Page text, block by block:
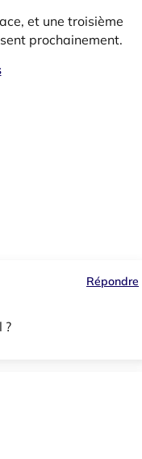
et une troisième
prochainement.
Répondre
?